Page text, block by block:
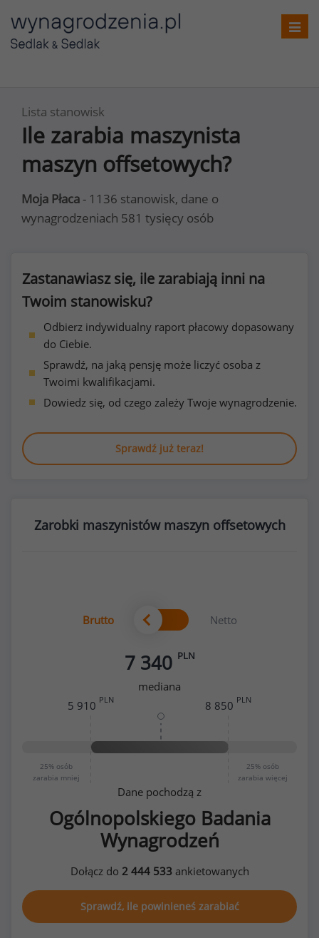
Lista stanowisk
Ile zarabia maszynista
maszyn offsetowych?
Moja Płaca - 1136 stanowisk, dane o
wynagrodzeniach 581 tysięcy osób
Zastanawiasz się, ile zarabiają inni na
Twoim stanowisku?
Odbierz indywidualny raport płacowy dopasowany
do Ciebie.
Sprawdź, na jaką pensję może liczyć osoba z
Twoimi kwalifikacjami.
Dowiedz się, od czego zależy Twoje wynagrodzenie.
Sprawdź już teraz!
Zarobki maszynistów maszyn offsetowych
Brutto Netto
7 340 PLN
mediana
25% osób
zarabia mniej
25% osób
zarabia więcej
5 910 PLN 8 850 PLN
Dane pochodzą z
Ogólnopolskiego Badania
Wynagrodzeń
Dołącz do 2 444 533ankietowanych
Sprawdź, ile powinieneś zarabiać